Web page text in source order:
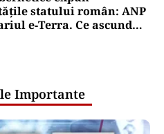
statului român: ANP
e‑Terra. Ce ascund
Importante